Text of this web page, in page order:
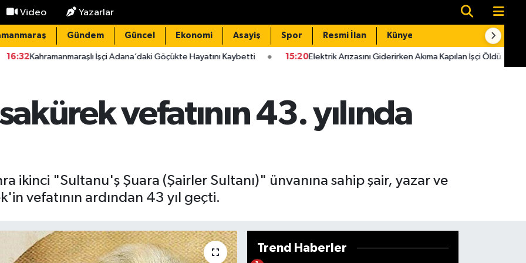
Video Yazarlar
Gündem Güncel Ekonomi Asayiş Spor Resmi İlan Künye
İşçi Adana’daki Göçükte Hayatını Kaybetti 15:20 Elektrik Arızasını Giderirken Akıma Kapılan İşçi Öldü 15:14
vefatının 43. yılında
ikinci "Sultanu'ş Şuara (Şairler Sultanı)" ünvanına sahip şair, yazar ve
vefatının ardından 43 yıl geçti.
Trend Haberler